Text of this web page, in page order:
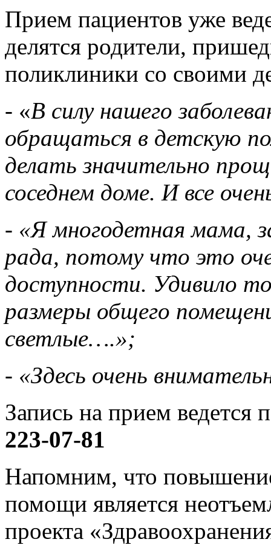
Прием пациентов уже
делятся родители,
поликлиники со своими
- «В силу нашего
обращаться в детскую
делать значительно
соседнем доме. И все
- «Я многодетная мама,
рада, потому что это
доступности. Удивило
размеры общего
светлые….»;
- «Здесь очень
Запись на прием ведется
223-07-81
Напомним, что
помощи является
проекта